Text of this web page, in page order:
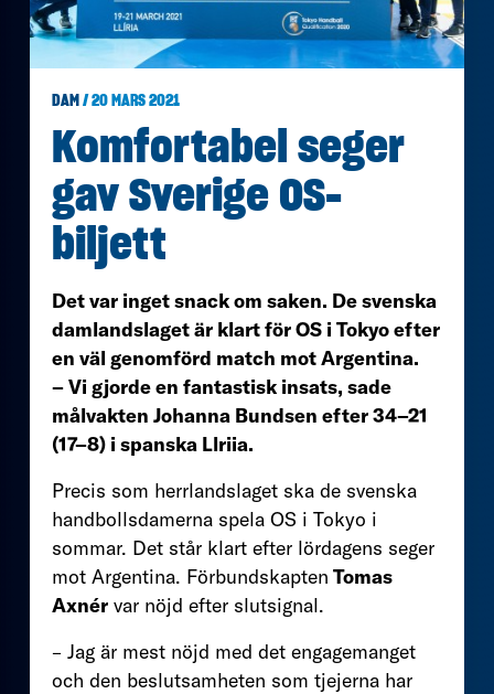
DAM / 20 MARS 2021
Komfortabel seger
gav Sverige OS-
biljett
Det var inget snack om saken. De svenska
damlandslaget är klart för OS i Tokyo efter
en väl genomförd match mot Argentina.
– Vi gjorde en fantastisk insats, sade
målvakten Johanna Bundsen efter 34–21
(17–8) i spanska Llriia.
Precis som herrlandslaget ska de svenska
handbollsdamerna spela OS i Tokyo i
sommar. Det står klart efter lördagens seger
mot Argentina. Förbundskapten Tomas
Axnér var nöjd efter slutsignal.
– Jag är mest nöjd med det engagemanget
och den beslutsamheten som tjejerna har